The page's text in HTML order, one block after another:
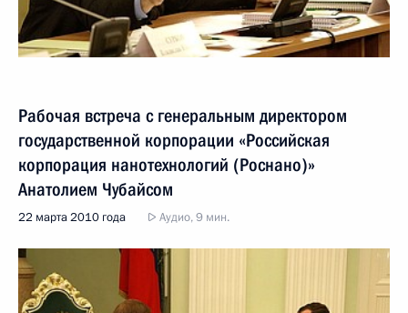
Рабочая встреча с генеральным директором
государственной корпорации «Российская
корпорация нанотехнологий (Роснано)»
Анатолием Чубайсом
22 марта 2010 года Аудио, 9 мин.